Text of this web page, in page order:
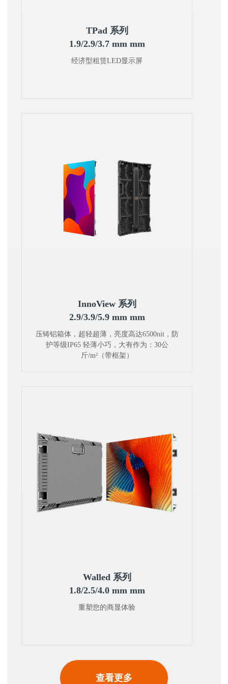
TPad 系列
1.9/2.9/3.7 mm mm
经济型租赁LED显示屏
InnoView 系列
2.9/3.9/5.9 mm mm
压铸铝箱体，超轻超薄，亮度高达6500nit，防
护等级IP65 轻薄小巧，大有作为：30公
斤/m²（带框架）
Walled 系列
1.8/2.5/4.0 mm mm
重塑您的商显体验
查看更多